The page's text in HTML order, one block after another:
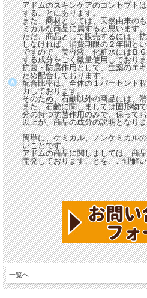
アドムのスキンケアのコンセプト
することにあります。
また、商材としては、天然由来の
ミカルな商品に属すると思います。
ただ、商品として販売するには、
しなければ、消費期限の２年間と
ですので、美容液、化粧水にはＢ
する成分をごく微量使用しており
抗菌・防腐作用として、生薬のエ
ため配合しております。
配合比率は、全体の１パーセント
力しております。
そのため、石鹸以外の商品には、
また、石鹸に関しましては固形物
分の持つ抗菌作用のみで、保って
以上が、商品の成分の説明となり
簡単に、ケミカル、ノンケミカル
いことです。
アドムの商品に関しましては、商
開発しておりますことを、ご理解
一覧へ